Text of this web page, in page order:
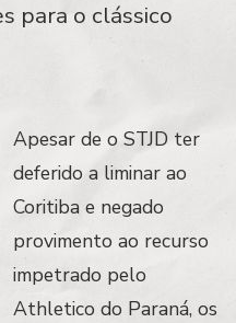
para o clássico
Apesar de o STJD ter
deferido a liminar ao
Coritiba e negado
provimento ao recurso
impetrado pelo
Athletico do Paraná, os